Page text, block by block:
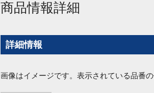
商品情報詳細
詳細情報
画像はイメージです。表示されている品番